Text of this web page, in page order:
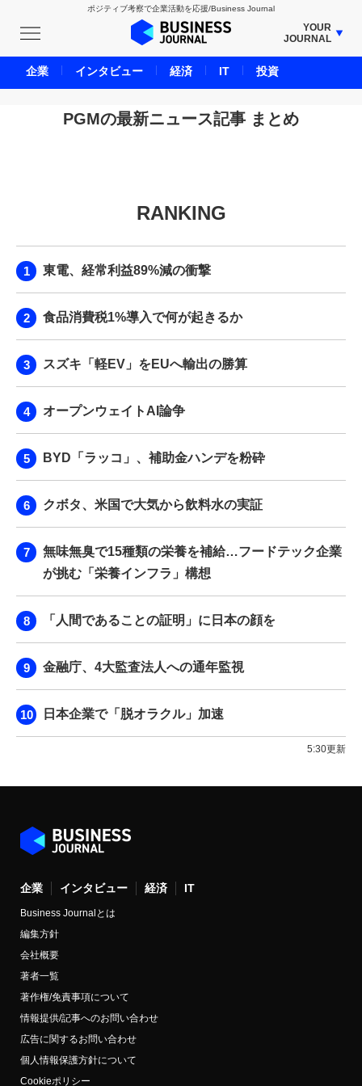
ポジティブ考察で企業活動を応援/Business Journal
YOUR
JOURNAL
BUSINESS JOURNAL
UNICORN JOURNAL
CARBON CREDITS JOURNAL
LIFE ENDING JOURNAL
BPaaS JOURNAL
PGMの最新ニュース記事 まとめ
RANKING
東電、経常利益89%減の衝撃
食品消費税1%導入で何が起きるか
スズキ「軽EV」をEUへ輸出の勝算
オープンウェイトAI論争
BYD「ラッコ」、補助金ハンデを粉砕
クボタ、米国で大気から飲料水の実証
無味無臭で15種類の栄養を補給…フードテック企業
が挑む「栄養インフラ」構想
「人間であることの証明」に日本の顔を
金融庁、4大監査法人への通年監視
日本企業で「脱オラクル」加速
5:30更新
企業 インタビュー 経済 IT
Business Journalとは
編集方針
会社概要
著者一覧
著作権/免責事項について
情報提供/記事へのお問い合わせ
広告に関するお問い合わせ
個人情報保護方針について
Cookieポリシー
企業 インタビュー 経済 IT 投資